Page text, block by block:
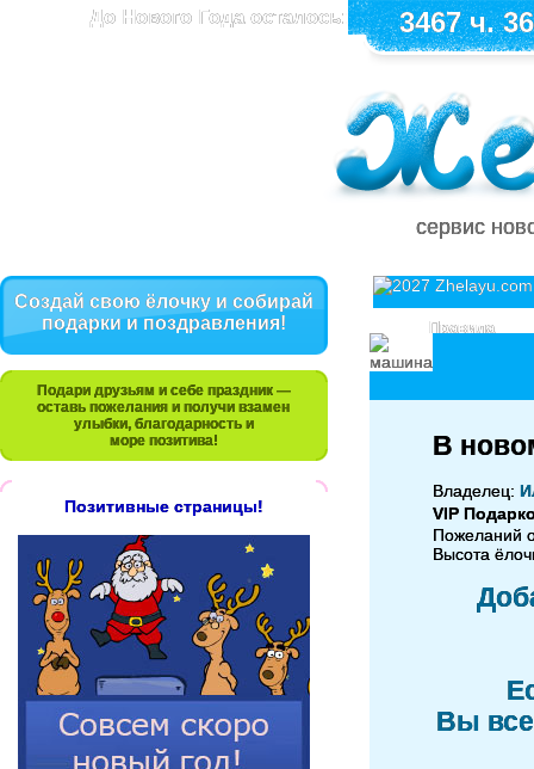
До Нового Года осталось: 3467 ч.
сервис
Создай свою ёлочку и собирай
подарки и поздравления!
Подари друзьям и себе праздник —
оставь пожелания и получи взамен
улыбки, благодарность и
море позитива!
Позитивные страницы!
Правила
В
Владелец:
VIP
Пожеланий
Высота
Вы